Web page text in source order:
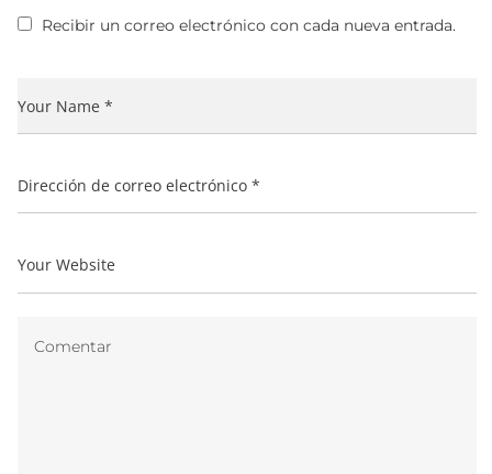
Recibir un correo electrónico con cada nueva entrada.